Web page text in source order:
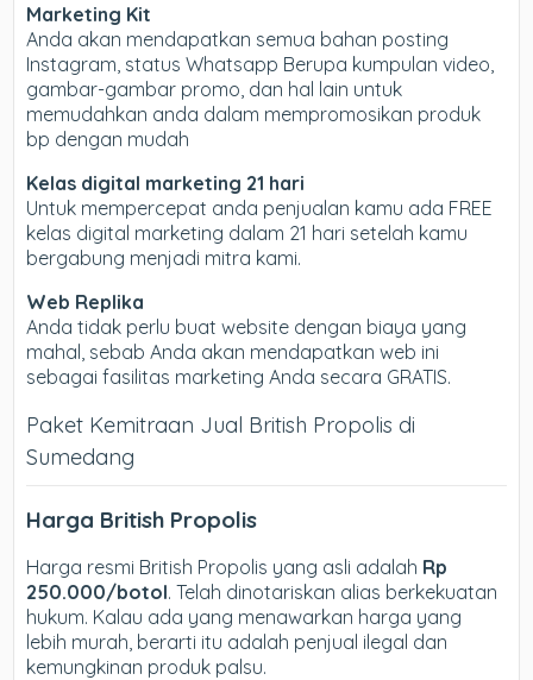
Marketing Kit
Anda akan mendapatkan semua bahan posting
Instagram, status Whatsapp Berupa kumpulan video,
gambar-gambar promo, dan hal lain untuk
memudahkan anda dalam mempromosikan produk
bp dengan mudah
Kelas digital marketing 21 hari
Untuk mempercepat anda penjualan kamu ada FREE
kelas digital marketing dalam 21 hari setelah kamu
bergabung menjadi mitra kami.
Web Replika
Anda tidak perlu buat website dengan biaya yang
mahal, sebab Anda akan mendapatkan web ini
sebagai fasilitas marketing Anda secara GRATIS.
Paket Kemitraan Jual British Propolis di
Sumedang
Harga British Propolis
Harga resmi British Propolis yang asli adalah Rp
250.000/botol. Telah dinotariskan alias berkekuatan
hukum. Kalau ada yang menawarkan harga yang
lebih murah, berarti itu adalah penjual ilegal dan
kemungkinan produk palsu.